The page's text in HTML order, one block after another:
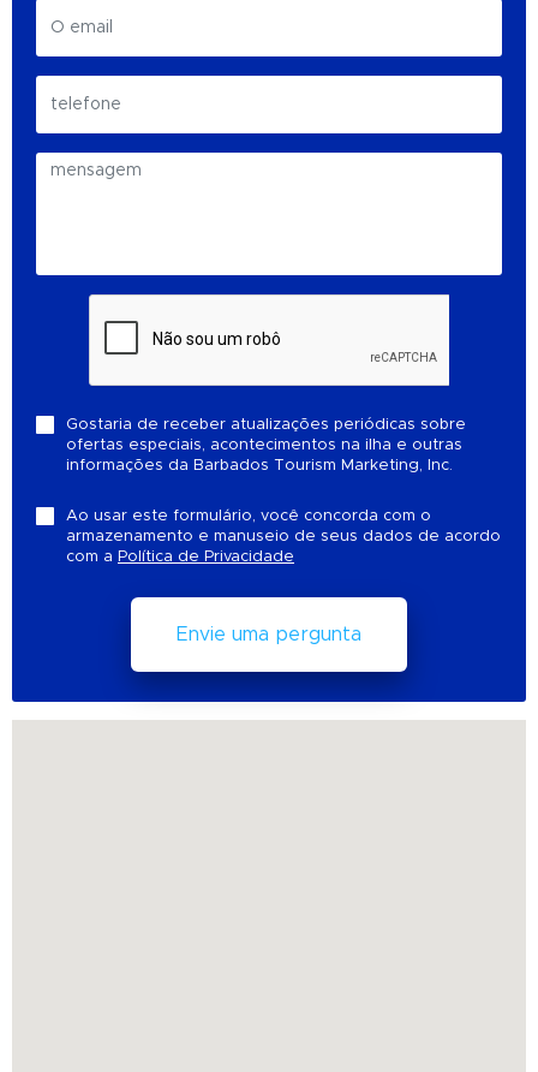
Gostaria de receber atualizações periódicas sobre
ofertas especiais, acontecimentos na ilha e outras
informações da Barbados Tourism Marketing, Inc.
Ao usar este formulário, você concorda com o
armazenamento e manuseio de seus dados de acordo
com a Política de Privacidade